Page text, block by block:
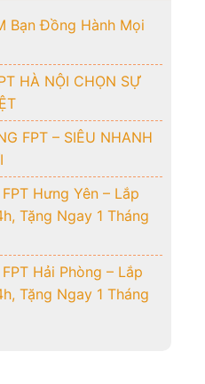
Bạn Đồng Hành Mọi
HÀ NỘI CHỌN SỰ
FPT – SIÊU NHANH
Hưng Yên – Lắp
Tặng Ngay 1 Tháng
Hải Phòng – Lắp
Tặng Ngay 1 Tháng